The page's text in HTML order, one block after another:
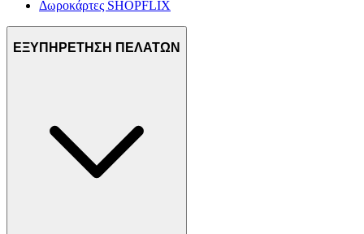
Δωροκάρτες SHOPFLIX
ΕΞΥΠΗΡΕΤΗΣΗ ΠΕΛΑΤΩΝ